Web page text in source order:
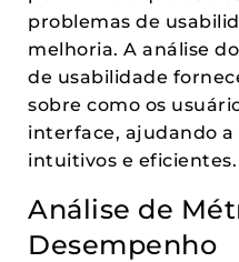
problemas de
melhoria. A análise
de usabilidade
sobre como os
interface, ajudando
intuitivos e eficientes.
Análise de
Desempenho